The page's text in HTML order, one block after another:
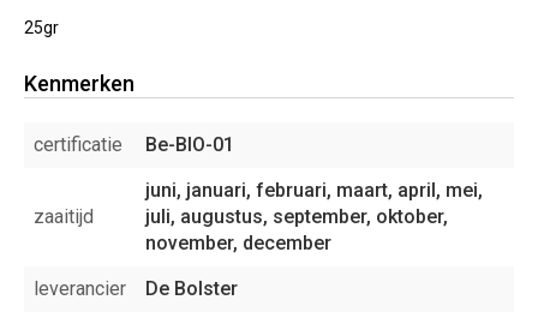
25gr
Kenmerken
certificatie Be-BIO-01
zaaitijd
juni, januari, februari, maart, april, mei,
juli, augustus, september, oktober,
november, december
leverancier
De Bolster